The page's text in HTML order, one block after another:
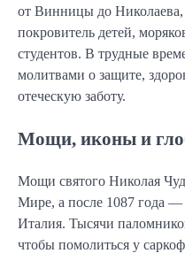
от Винницы до
покровитель детей,
студентов. В трудные
молитвами о защите,
отеческую заботу.
Мощи, иконы и
Мощи святого Николая
Мире, а после 1087 года
Италия. Тысячи
чтобы помолиться у